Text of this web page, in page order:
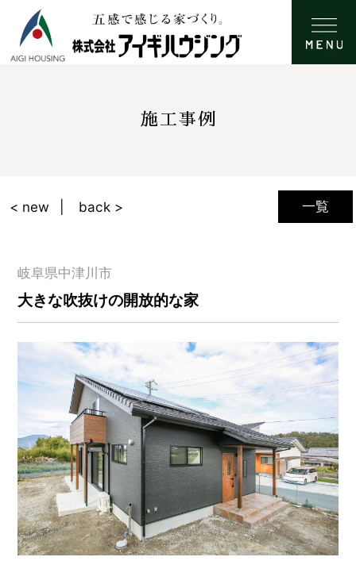
施工事例
一覧
< new back >
岐阜県中津川市
大きな吹抜けの開放的な家